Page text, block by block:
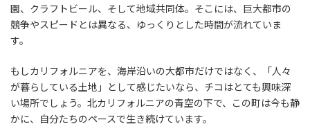
園、クラフトビール、そして地域共同体。そこには、巨大都市の
競争やスピードとは異なる、ゆっくりとした時間が流れていま
す。
もしカリフォルニアを、海岸沿いの大都市だけではなく、「人々
が暮らしている土地」として感じたいなら、チコはとても興味深
い場所でしょう。北カリフォルニアの青空の下で、この町は今も静
かに、自分たちのペースで生き続けています。